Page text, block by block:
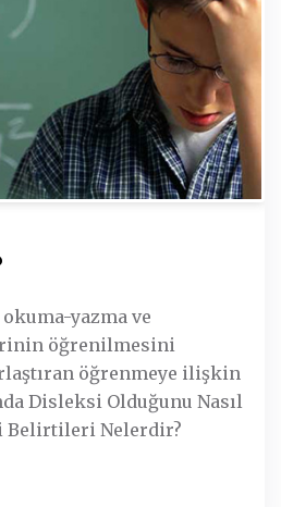
yazma ve
öğrenilmesini
öğrenmeye ilişkin
Disleksi Olduğunu Nasıl
Belirtileri Nelerdir?